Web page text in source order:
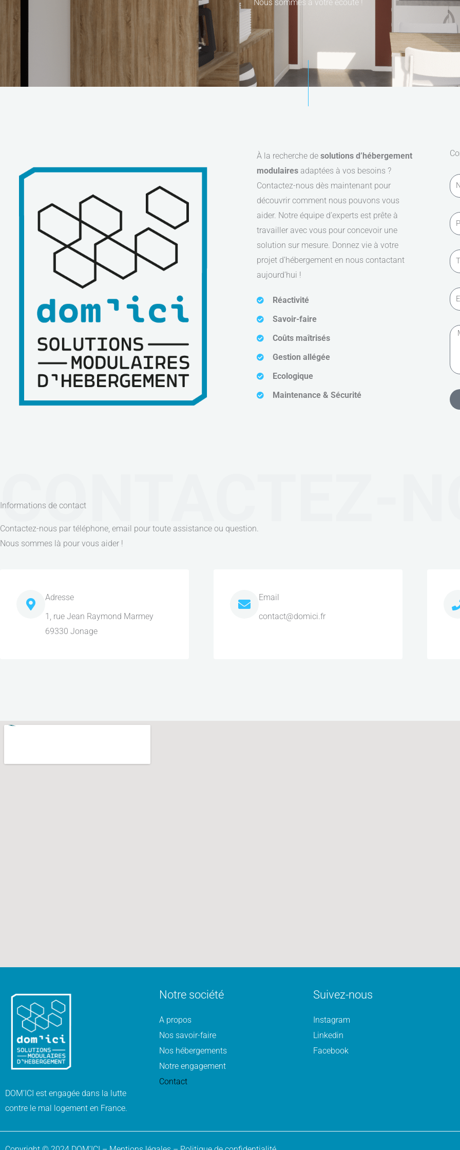
Nous sommes à votre écoute !
À la recherche de solutions d’hébergement
modulaires adaptées à vos besoins ?
Contactez-nous dès maintenant pour
découvrir comment nous pouvons vous
aider. Notre équipe d’experts est prête à
travailler avec vous pour concevoir une
solution sur mesure. Donnez vie à votre
projet d’hébergement en nous contactant
aujourd’hui !
Réactivité
Savoir-faire
Coûts maîtrisés
Gestion allégée
Ecologique
Maintenance & Sécurité
N
o
m
P
r
n
m
T
é
é
h
E
-
m
l
M
a
g
CONTACTEZ-
Informations de contact
Contactez-nous par téléphone, email pour toute assistance ou question.
Nous sommes là pour vous aider !
Adresse
1, rue Jean Raymond Marmey
69330 Jonage
Email
contact@domici.fr
DOM’ICI est engagée dans la lutte
contre le mal logement en France.
Notre société
A propos
Nos savoir-faire
Nos hébergements
Notre engagement
Contact
Suivez-nous
Instagram
Linkedin
Facebook